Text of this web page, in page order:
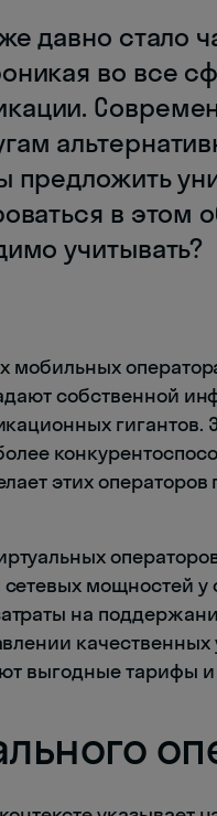
давно стало
во все
предложить
в этом
учитывать?
мобильных
собственной
гигантов.
этих
мощностей
на
выгодные тарифы